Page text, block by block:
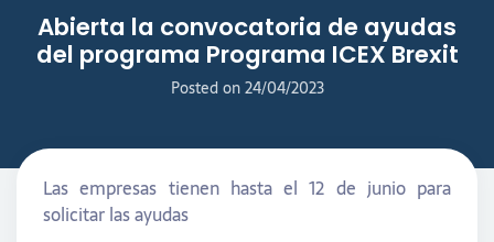
Abierta la convocatoria de ayudas
del programa Programa ICEX Brexit
Posted on24/04/2023
Las empresas tienen hasta el 12 de junio para
solicitar las ayudas